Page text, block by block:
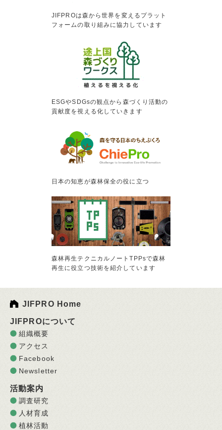
JIFPROは森から世界を変えるプラット
フォームの取り組みに協力しています
ESGやSDGsの観点から森づくり活動の
貢献度を視える化していきます
日本の知恵が森林保全の役に立つ
森林再生テクニカルノートTPPsで森林
再生に役立つ技術を紹介しています
JIFPRO Home
JIFPROについて
組織概要
アクセス
Facebook
Newsletter
活動案内
調査研究
人材育成
植林活動